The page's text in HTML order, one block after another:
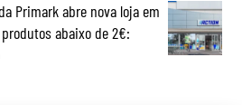
Primark abre nova loja em
abaixo de 2€: